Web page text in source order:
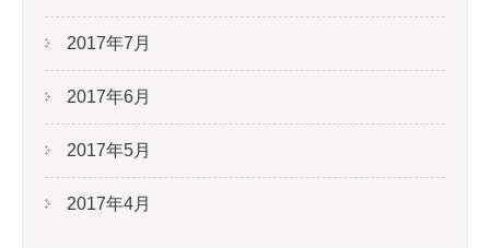
2017年7月
2017年6月
2017年5月
2017年4月